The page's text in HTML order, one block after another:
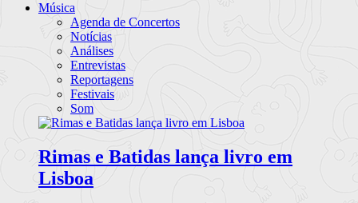
Música
Agenda de Concertos
Notícias
Análises
Entrevistas
Reportagens
Festivais
Som
Rimas e Batidas lança livro em
Lisboa